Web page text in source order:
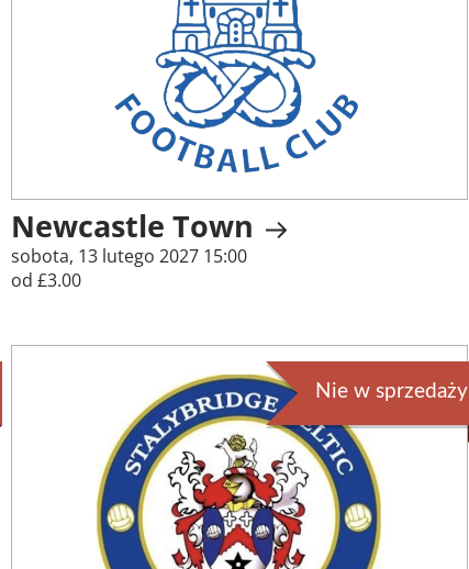
Newcastle Town
sobota, 13 lutego 2027 15:00
od £3.00
Nie w sprzedaży